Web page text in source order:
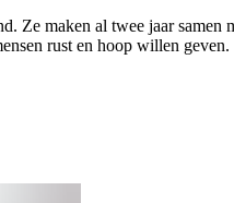
maken al twee jaar samen
rust en hoop willen geven.